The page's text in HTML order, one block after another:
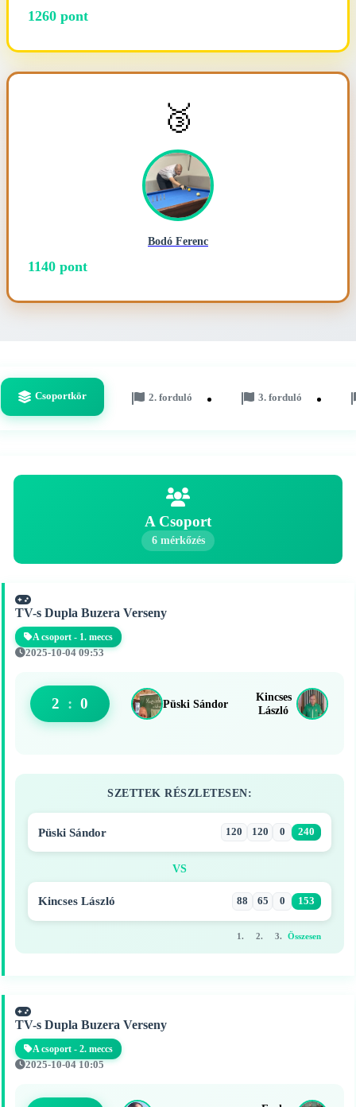
1260 pont
🥉
Bodó Ferenc
1140 pont
Csoportkör 2. forduló 3. forduló
A Csoport
6 mérkőzés
TV-s Dupla Buzera Verseny
A csoport - 1. meccs
2025-10-04 09:53
Püski Sándor
2 : 0
Kincses
László
SZETTEK RÉSZLETESEN:
Püski Sándor 120 120 0 240
VS
Kincses László 88 65 0 153
1. 2. 3. Összesen
TV-s Dupla Buzera Verseny
A csoport - 2. meccs
2025-10-04 10:05